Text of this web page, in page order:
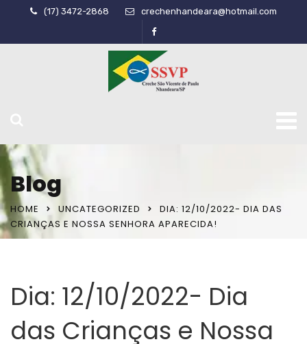
(17) 3472-2868 crechenhandeara@hotmail.com
Blog
HOME UNCATEGORIZED
DIA: 12/10/2022- DIA DAS
CRIANÇAS E NOSSA SENHORA APARECIDA!
Dia: 12/10/2022- Dia
das Crianças e Nossa